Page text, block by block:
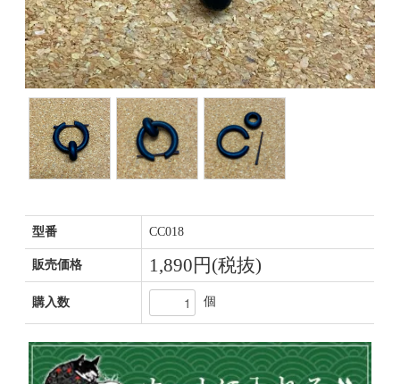
型番 CC018
販売価格 1,890円(税抜)
購入数 個